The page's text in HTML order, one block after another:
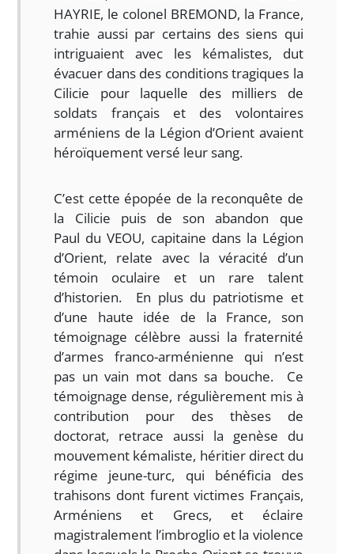
HAYRIE, le colonel BREMOND, la France,
trahie aussi par certains des siens qui
intriguaient avec les kémalistes, dut
évacuer dans des conditions tragiques la
Cilicie pour laquelle des milliers de
soldats français et des volontaires
arméniens de la Légion d’Orient avaient
héroïquement versé leur sang.
C’est cette épopée de la reconquête de
la Cilicie puis de son abandon que
Paul du VEOU, capitaine dans la Légion
d’Orient, relate avec la véracité d’un
témoin oculaire et un rare talent
d’historien. En plus du patriotisme et
d’une haute idée de la France, son
témoignage célèbre aussi la fraternité
d’armes franco-arménienne qui n’est
pas un vain mot dans sa bouche. Ce
témoignage dense, régulièrement mis à
contribution pour des thèses de
doctorat, retrace aussi la genèse du
mouvement kémaliste, héritier direct du
régime jeune-turc, qui bénéficia des
trahisons dont furent victimes Français,
Arméniens et Grecs, et éclaire
magistralement l’imbroglio et la violence